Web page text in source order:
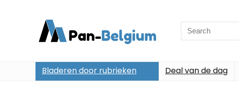
Search
for:
Bladeren door rubrieken Deal van de dag